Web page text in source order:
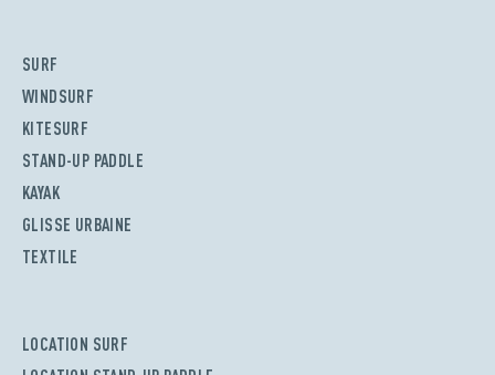
SURF
WINDSURF
KITESURF
STAND-UP PADDLE
KAYAK
GLISSE URBAINE
TEXTILE
LOCATION SURF